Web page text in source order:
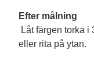
Efter målning
eller rita på ytan.